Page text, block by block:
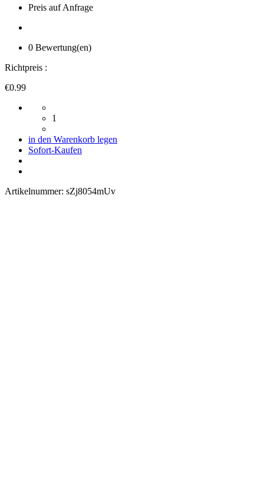
Preis auf Anfrage
0 Bewertung(en)
Richtpreis :
€0.99
1
in den Warenkorb legen
Sofort-Kaufen
Artikelnummer: sZj8054mUv